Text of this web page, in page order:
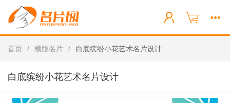
首页 / 横版名片 / 白底缤纷小花艺术名片设计
白底缤纷小花艺术名片设计